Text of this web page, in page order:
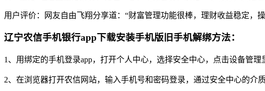
用户评价：网友自由飞翔分享道：“财富管理功能很棒，理财收益稳定，
辽宁农信手机银行app下载安装手机版旧手机解绑方法：
1、用绑定的手机登录app，打开个人中心，选择安全中心，点击设备管理
2、在浏览器打开农信网站，输入手机号和密码登录，通过安全中心的介质